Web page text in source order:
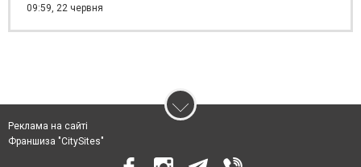
09:59, 22 червня
Реклама на сайті
Франшиза "CitySites"